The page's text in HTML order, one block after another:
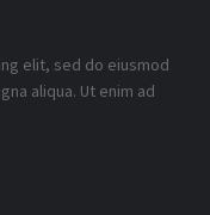
elit, sed do eiusmod
aliqua. Ut enim ad